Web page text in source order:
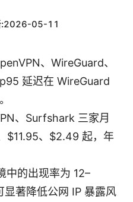
2026-05-11
、WireGuard、
延迟在 WireGuard
、Surfshark 三家月
$11.95、$2.49 起，年
中的出现率为 12–
显著降低公网 IP 暴露风